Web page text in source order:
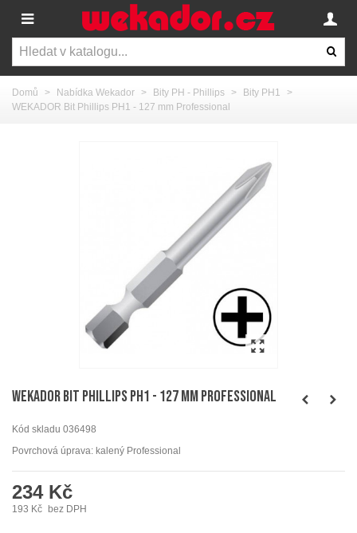
Domů > Nabídka Wekador > Bity PH - Phillips > Bity PH1
>
WEKADOR Bit Phillips PH1 - 127 mm Professional
WEKADOR Bit Phillips PH1 - 127 mm Professional
Kód skladu 036498
Povrchová úprava: kalený Professional
234 Kč
193 Kč bez DPH